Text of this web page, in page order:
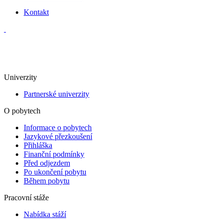
Kontakt
Univerzity
Partnerské univerzity
O pobytech
Informace o pobytech
Jazykové přezkoušení
Přihláška
Finanční podmínky
Před odjezdem
Po ukončení pobytu
Během pobytu
Pracovní stáže
Nabídka stáží